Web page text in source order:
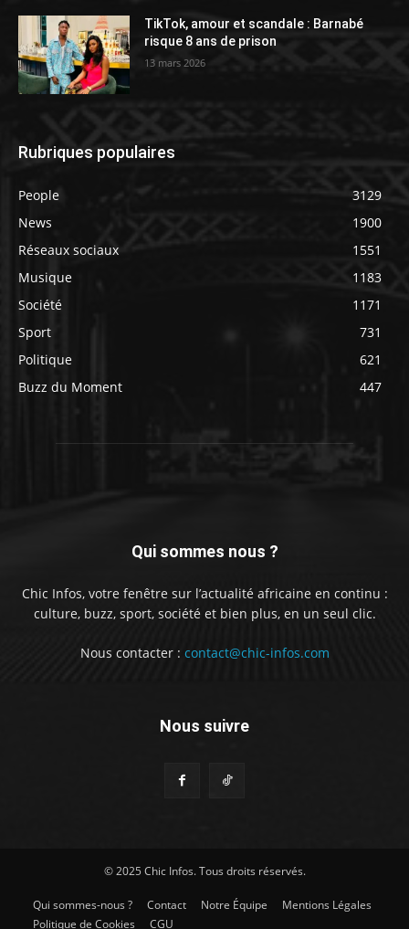
TikTok, amour et scandale : Barnabé
risque 8 ans de prison
13 mars 2026
Rubriques populaires
People
3129
News
1900
Réseaux sociaux
1551
Musique
1183
Société
1171
Sport
731
Politique
621
Buzz du Moment
447
Qui sommes nous ?
Chic Infos, votre fenêtre sur l’actualité africaine en continu :
culture, buzz, sport, société et bien plus, en un seul clic.
Nous contacter : contact@chic-infos.com
Nous suivre
© 2025 Chic Infos. Tous droits réservés.
Qui sommes-nous ? Contact Notre Équipe
Mentions Légales
Politique de Cookies
CGU